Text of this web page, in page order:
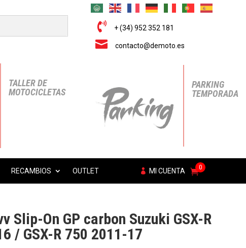
 + (34) 952 352 181
 contacto@demoto.es
TALLER DE
MOTOCICLETAS
PARKING
TEMPORADA
RECAMBIOS OUTLET MI CUENTA 0
Slip-On GP carbon Suzuki GSX-R
/ GSX-R 750 2011-17